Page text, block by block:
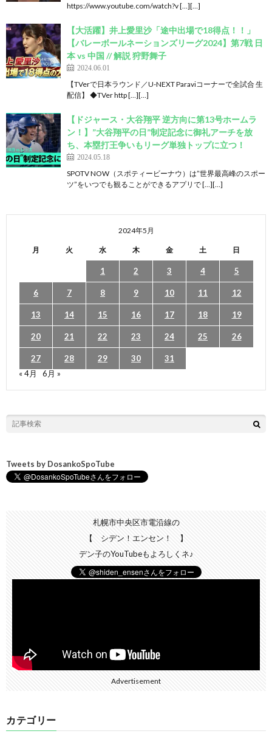
https://www.youtube.com/watch?v […][…]
【大活躍】井上愛里沙「途中出場で18得点！！」
【バレーボールネーションズリーグ2024】第7戦 日
本 vs 中国 // 解説 狩野舞子
2024.06.01
【TVerで日本ラウンド／U-NEXT Paraviコーナーで全試合 生
配信】 ◆TVer http […][…]
【ドジャース・大谷翔平 逆方向に第13号ホームラ
ン！】”大谷翔平の日”制定記念に御礼アーチを放
ち、本塁打王争いもリーグ単独トップに立つ！
2024.05.18
SPOTV NOW（スポティービーナウ）は”世界最高峰のスポー
ツ”をいつでも観ることができるアプリで […][…]
2024年5月
月 火 水 木 金 土 日
1 2 3 4 5
6 7 8 9 10 11 12
13 14 15 16 17 18 19
20 21 22 23 24 25 26
27 28 29 30
31
« 4月
6月 »
Tweets by DosankoSpoTube
札幌市中央区市電沿線の
【 シデン！エンセン！ 】
デン子のYouTubeもよろしくネ♪
Advertisement
カテゴリー